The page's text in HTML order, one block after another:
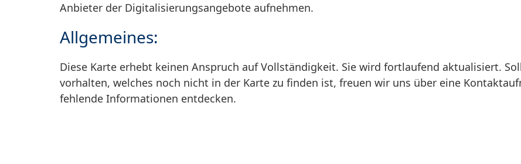
Anbieter der Digitalisierungsangebote aufnehmen.
Allgemeines:
Diese Karte erhebt keinen Anspruch auf Vollständigkeit. Sie wird fortlaufend aktualisiert.
vorhalten, welches noch nicht in der Karte zu finden ist, freuen wir uns über eine
fehlende Informationen entdecken.